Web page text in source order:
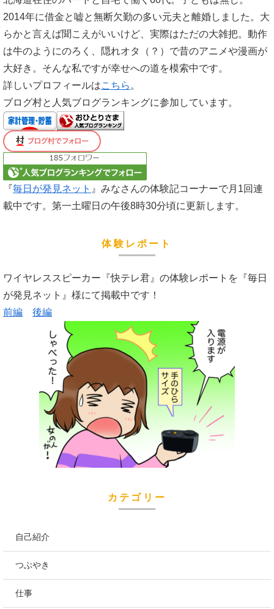
2014年に借金と嘘と無断欠勤の多い元夫と離婚しました。大
らかと言えば聞こえがいいけど、実際はただの大雑把。動作
は牛のようにのろく、隠れオタ（？）で昔のアニメや漫画が
大好き。そんな私ですが幸せへの道を模索中です。
詳しいプロフィールはこちら 。
ブログ村と人気ブログランキングに参加しています。
『毎日が発見ネット 』みなさんの体験記コーナーで月1回連
載中です。第一土曜日の午後8時30分頃に更新します。
体験レポート
ワイヤレススピーカー『快テレ君』の体験レポートを『毎日
が発見ネット』様にて掲載中です！
前編
後編
カテゴリー
自己紹介
つぶやき
仕事